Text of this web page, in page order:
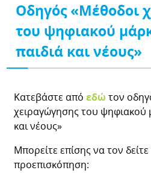
Οδηγός «Μέθοδοι
του ψηφιακού
παιδιά και νέους»
Κατεβάστε απόεδώτον
χειραγώγησης του ψηφιακού
και νέους»
Μπορείτε επίσης να τον
προεπισκόπηση: